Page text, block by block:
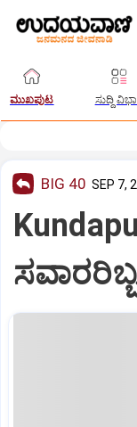
ಮುಖಪುಟ ಸುದ್ದಿ
BIG 40 SEP 7,